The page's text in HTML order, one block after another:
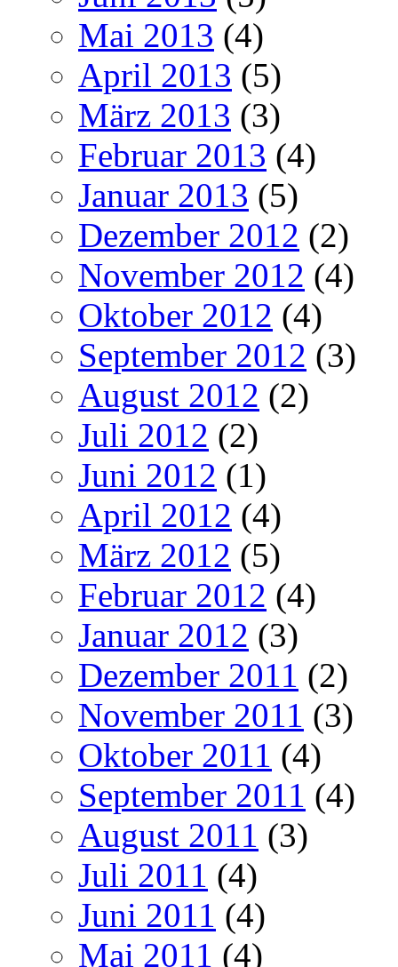
Mai 2013 (4)
April 2013 (5)
März 2013 (3)
Februar 2013 (4)
Januar 2013 (5)
Dezember 2012 (2)
November 2012 (4)
Oktober 2012 (4)
September 2012 (3)
August 2012 (2)
Juli 2012 (2)
Juni 2012 (1)
April 2012 (4)
März 2012 (5)
Februar 2012 (4)
Januar 2012 (3)
Dezember 2011 (2)
November 2011 (3)
Oktober 2011 (4)
September 2011 (4)
August 2011 (3)
Juli 2011 (4)
Juni 2011 (4)
Mai 2011 (4)